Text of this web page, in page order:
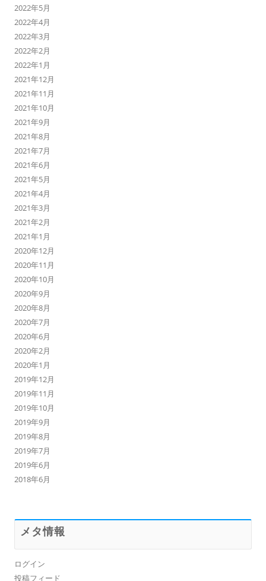
2022年5月
2022年4月
2022年3月
2022年2月
2022年1月
2021年12月
2021年11月
2021年10月
2021年9月
2021年8月
2021年7月
2021年6月
2021年5月
2021年4月
2021年3月
2021年2月
2021年1月
2020年12月
2020年11月
2020年10月
2020年9月
2020年8月
2020年7月
2020年6月
2020年2月
2020年1月
2019年12月
2019年11月
2019年10月
2019年9月
2019年8月
2019年7月
2019年6月
2018年6月
メタ情報
ログイン
投稿フィード